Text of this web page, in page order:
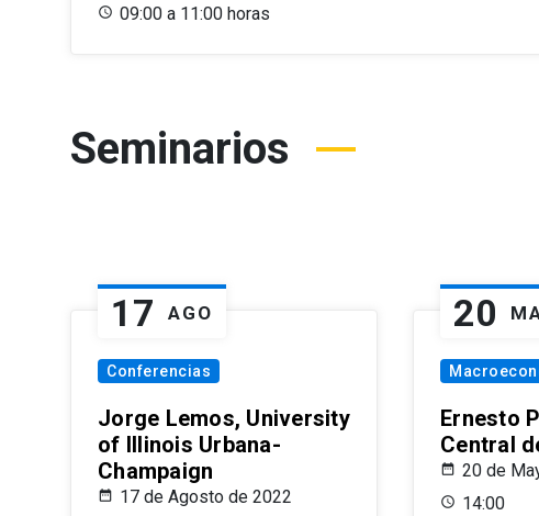
09:00 a 11:00 horas
Seminarios
17 AGO
Conferencias
Jorge Lemos, University
of Illinois Urbana-
Champaign
17 de Agosto de 2022
20
Ernesto
Central
20 de
14:00